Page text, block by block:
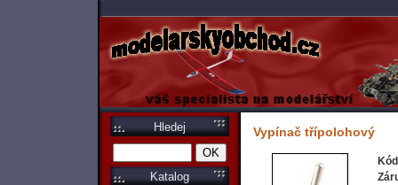
Hledej
Katalog
Vypínač třípolohový